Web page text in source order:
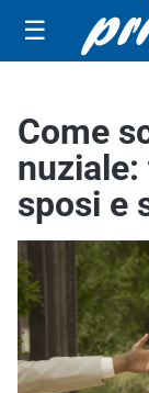
☰
Come
sposi e